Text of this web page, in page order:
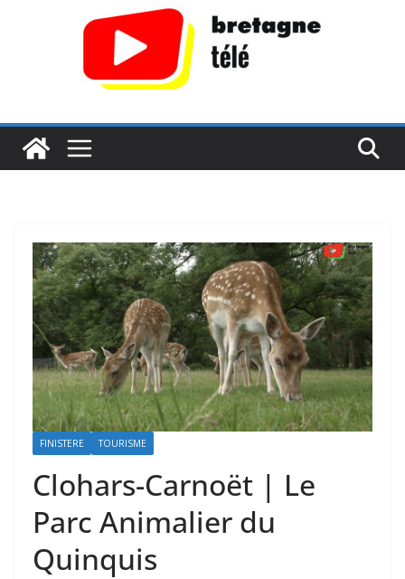
FINISTERE TOURISME
Clohars-Carnoët | Le
Parc Animalier du
Quinquis